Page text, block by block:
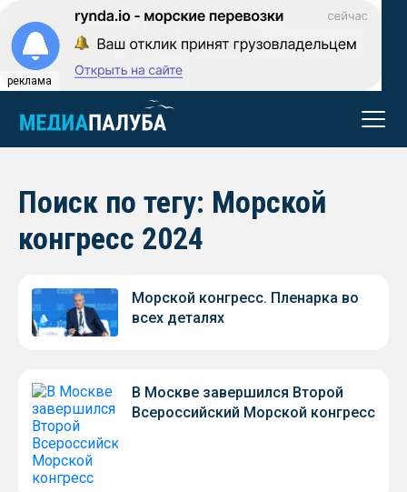
реклама
Поиск по тегу: Морской
конгресс 2024
Морской конгресс. Пленарка во
всех деталях
В Москве завершился Второй
Всероссийский Морской конгресс